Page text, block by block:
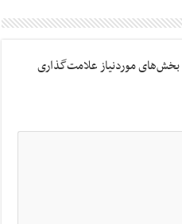
بخش‌های موردنیاز علامت‌گذاری